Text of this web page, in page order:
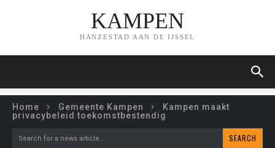
KAMPEN
HANZESTAD AAN DE IJSSEL
Home Gemeente Kampen
Kampen maakt
privacybeleid toekomstbestendig
Search for a news article... SEARCH